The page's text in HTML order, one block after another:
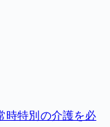
時特別の介護を必